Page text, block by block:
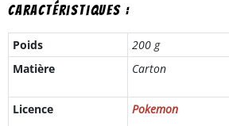
Caractéristiques :
Poids
200 g
Matière
Carton
Licence Pokemon